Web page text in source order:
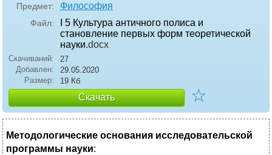
Предмет: Философия
Файл:
I 5 Культура античного полиса и
становление первых форм теоретической
науки.docx
Скачиваний:
27
Добавлен:
29.05.2020
Размер:
19 Кб
Скачать ☆
Методологические основания исследовательской
программы науки: